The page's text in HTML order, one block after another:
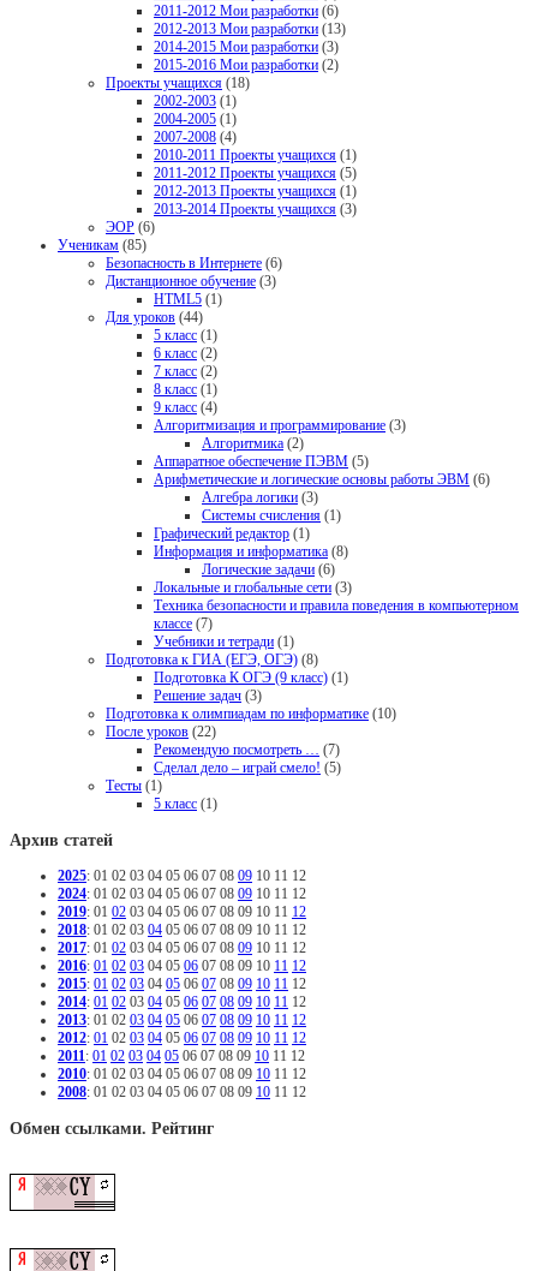
2011-2012 Мои разработки (6)
2012-2013 Мои разработки (13)
2014-2015 Мои разработки (3)
2015-2016 Мои разработки (2)
Проекты учащихся (18)
2002-2003 (1)
2004-2005 (1)
2007-2008 (4)
2010-2011 Проекты учащихся (1)
2011-2012 Проекты учащихся (5)
2012-2013 Проекты учащихся (1)
2013-2014 Проекты учащихся (3)
ЭОР (6)
Ученикам (85)
Безопасность в Интернете (6)
Дистанционное обучение (3)
HTML5 (1)
Для уроков (44)
5 класс (1)
6 класс (2)
7 класс (2)
8 класс (1)
9 класс (4)
Алгоритмизация и программирование (3)
Алгоритмика (2)
Аппаратное обеспечение ПЭВМ (5)
Арифметические и логические основы работы ЭВМ (6)
Алгебра логики (3)
Системы счисления (1)
Графический редактор (1)
Информация и информатика (8)
Логические задачи (6)
Локальные и глобальные сети (3)
Техника безопасности и правила поведения в компьютерном
классе (7)
Учебники и тетради (1)
Подготовка к ГИА (ЕГЭ, ОГЭ) (8)
Подготовка К ОГЭ (9 класс) (1)
Решение задач (3)
Подготовка к олимпиадам по информатике (10)
После уроков (22)
Рекомендую посмотреть … (7)
Сделал дело – играй смело! (5)
Тесты (1)
5 класс (1)
Архив статей
2025: 01 02 03 04 05 06 07 08 09 10 11 12
2024: 01 02 03 04 05 06 07 08 09 10 11 12
2019: 01 02 03 04 05 06 07 08 09 10 11 12
2018: 01 02 03 04 05 06 07 08 09 10 11 12
2017: 01 02 03 04 05 06 07 08 09 10 11 12
2016: 01 02 03 04 05 06 07 08 09 10 11 12
2015: 01 02 03 04 05 06 07 08 09 10 11 12
2014: 01 02 03 04 05 06 07 08 09 10 11 12
2013: 01 02 03 04 05 06 07 08 09 10 11 12
2012: 01 02 03 04 05 06 07 08 09 10 11 12
2011: 01 02 03 04 05 06 07 08 09 10 11 12
2010: 01 02 03 04 05 06 07 08 09 10 11 12
2008: 01 02 03 04 05 06 07 08 09 10 11 12
Обмен ссылками. Рейтинг